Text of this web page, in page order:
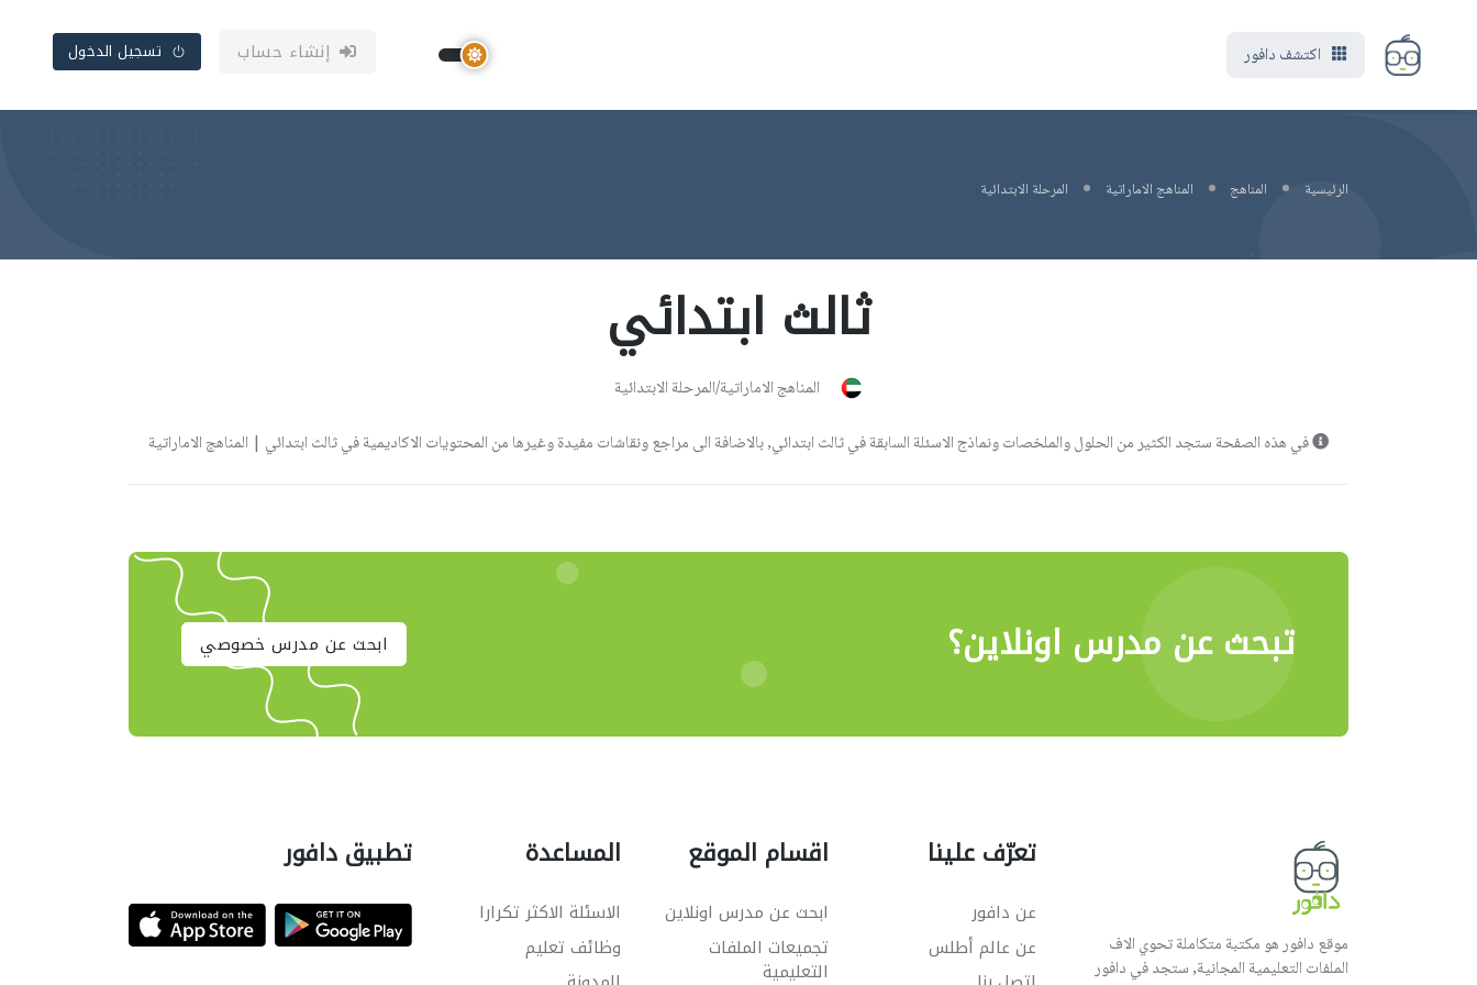
اكتشف دافور إنشاء حساب تسجيل الدخول
الرئيسية المناهج المناهج الاماراتية المرحلة الابتدائية
ثالث ابتدائي
المناهج الاماراتية/المرحلة الابتدائية
في هذه الصفحة ستجد الكثير من الحلول والملخصات ونماذج الاسئلة السابقة في ثالث ابتدائي, بالاضافة الى مراجع ونقاشات مفيدة وغيرها من المحتويات الاكاديمية في ثالث ابتدائي | المناهج الاماراتية
تبحث عن مدرس اونلاين؟ ابحث عن مدرس خصوصي
موقع دافور هو مكتبة متكاملة تحوي الاف
الملفات التعليمية المجانية, ستجد في دافور
تعرّف علينا
عن دافور
عن عالم أطلس
اقسام الموقع
ابحث عن مدرس اونلاين
تجميعات الملفات
التعليمية
المساعدة
الاسئلة الاكثر تكرارا
وظائف تعليم
تطبيق دافور